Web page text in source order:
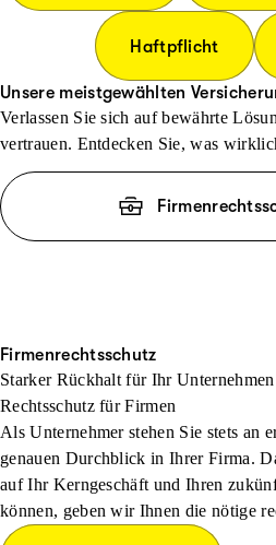
Haftpflicht
Unsere meistgewählten
Verlassen Sie sich auf bewährte
vertrauen. Entdecken Sie, was
Firmenrechtsschutz
Starker Rückhalt für Ihr
Rechtsschutz für Firmen
Als Unternehmer stehen Sie stets an
genauen Durchblick in Ihrer Firma.
auf Ihr Kerngeschäft und Ihren
können, geben wir Ihnen die nötige